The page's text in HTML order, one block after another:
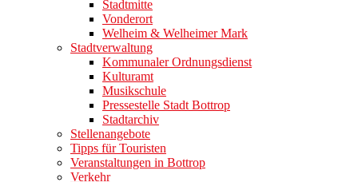
Stadtmitte
Vonderort
Welheim & Welheimer Mark
Stadtverwaltung
Kommunaler Ordnungsdienst
Kulturamt
Musikschule
Pressestelle Stadt Bottrop
Stadtarchiv
Stellenangebote
Tipps für Touristen
Veranstaltungen in Bottrop
Verkehr